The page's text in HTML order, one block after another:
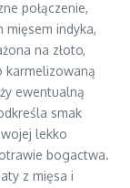
połączenie,
indyka,
na złoto,
karmelizowaną
ewentualną
smak
lekko
bogactwa.
z mięsa i